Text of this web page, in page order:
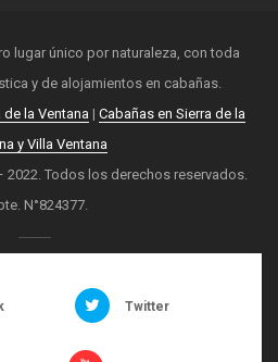
lugar único por naturaleza, con toda
y de alojamientos en cabañas.
de la Ventana | Cabañas en Sierra de la
y Villa Ventana
2022. Todos los derechos reservados.
N°824377.
Twitter